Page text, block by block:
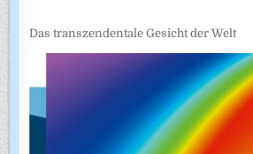
Das transzendentale Gesicht der Welt